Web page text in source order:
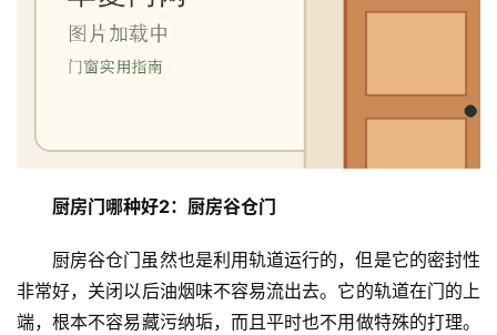
入
室
门
厨房门哪种好2：厨房谷仓门
厨房谷仓门虽然也是利用轨道运行的，但是它的密封性
非常好，关闭以后油烟味不容易流出去。它的轨道在门的上
端，根本不容易藏污纳垢，而且平时也不用做特殊的打理。